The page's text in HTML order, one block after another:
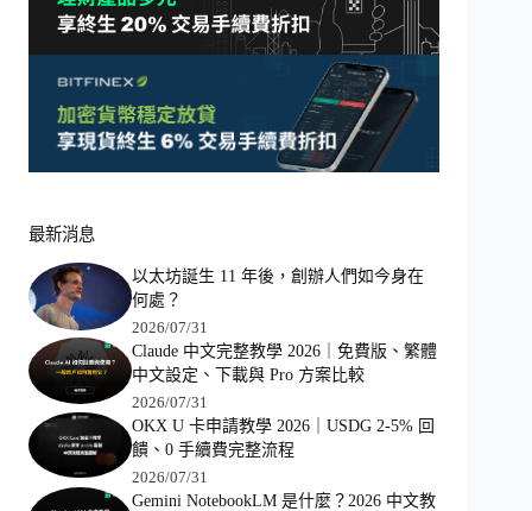
最新消息
以太坊誕生 11 年後，創辦人們如今身在
何處？
2026/07/31
Claude 中文完整教學 2026｜免費版、繁體
中文設定、下載與 Pro 方案比較
2026/07/31
OKX U 卡申請教學 2026｜USDG 2-5% 回
饋、0 手續費完整流程
2026/07/31
Gemini NotebookLM 是什麼？2026 中文教